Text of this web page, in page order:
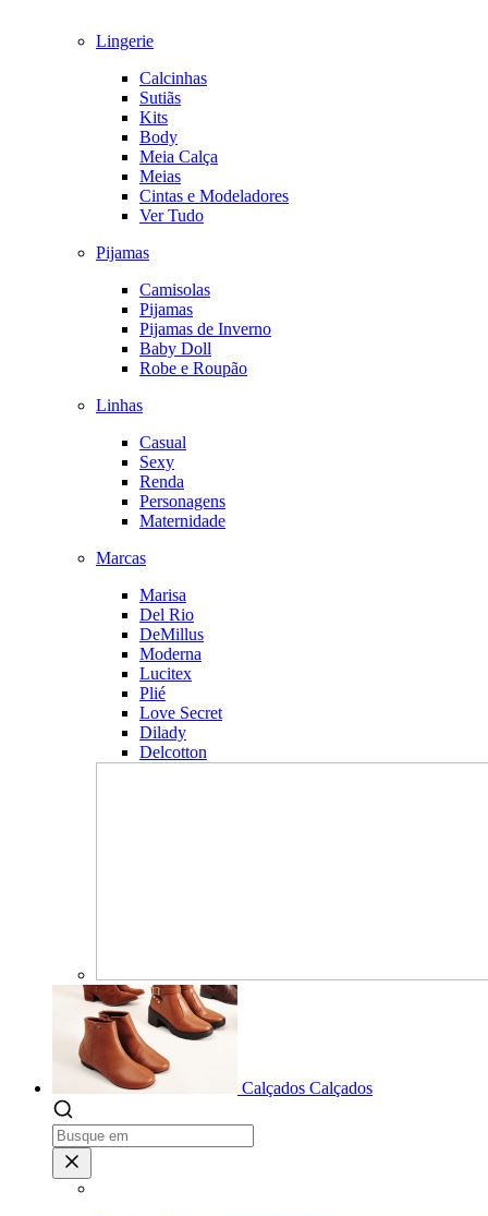
Lingerie
Calcinhas
Sutiãs
Kits
Body
Meia Calça
Meias
Cintas e Modeladores
Ver Tudo
Pijamas
Camisolas
Pijamas
Pijamas de Inverno
Baby Doll
Robe e Roupão
Linhas
Casual
Sexy
Renda
Personagens
Maternidade
Marcas
Marisa
Del Rio
DeMillus
Moderna
Lucitex
Plié
Love Secret
Dilady
Delcotton
Calçados Calçados